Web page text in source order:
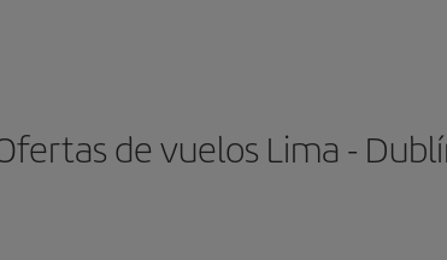
de vuelos Lima -